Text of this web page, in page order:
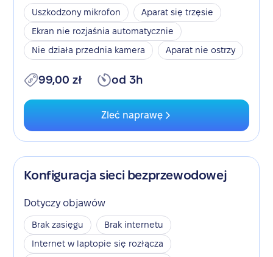
Uszkodzony mikrofon
Aparat się trzęsie
Ekran nie rozjaśnia automatycznie
Nie działa przednia kamera
Aparat nie ostrzy
99,00 zł od 3h
Zleć naprawę
Konfiguracja sieci bezprzewodowej
Dotyczy objawów
Brak zasięgu
Brak internetu
Internet w laptopie się rozłącza